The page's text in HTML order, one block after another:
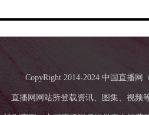
CopyRight 2014-2024 中国直播网
直播网网站所登载资讯、图集、视频